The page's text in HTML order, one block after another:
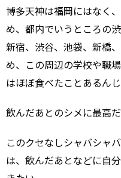
博多天神は福岡にはなく
め、都内でいうところの
新宿、渋谷、池袋、新橋
め、この周辺の学校や職
はほぼ食べたことあるん
飲んだあとのシメに最高だ
このクセなしシャバシャ
は、飲んだあとなどに自